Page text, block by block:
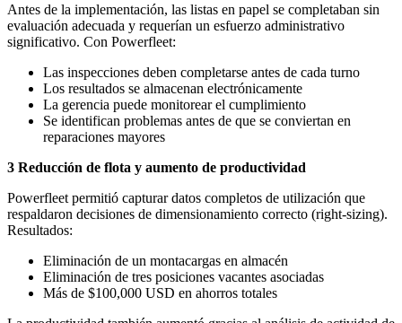
Antes de la implementación, las listas en papel se completaban sin
evaluación adecuada y requerían un esfuerzo administrativo
significativo. Con Powerfleet:
Las inspecciones deben completarse antes de cada turno
Los resultados se almacenan electrónicamente
La gerencia puede monitorear el cumplimiento
Se identifican problemas antes de que se conviertan en
reparaciones mayores
3 Reducción de flota y aumento de productividad
Powerfleet permitió capturar datos completos de utilización que
respaldaron decisiones de dimensionamiento correcto (right-sizing).
Resultados:
Eliminación de un montacargas en almacén
Eliminación de tres posiciones vacantes asociadas
Más de $100,000 USD en ahorros totales